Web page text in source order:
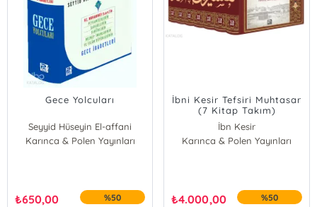
Gece Yolcuları
Seyyid Hüseyin El-affani
Karınca & Polen Yayınları
₺650,00 %50
İbni Kesir Tefsiri Muhtasar
(7 Kitap Takım)
İbn Kesir
Karınca & Polen Yayınları
₺4.000,00 %50